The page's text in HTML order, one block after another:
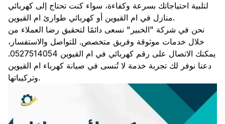
لتلبية احتياجاتك بسرعة وكفاءة، سواء كنت تحتاج إلى كهربائي
منازل في ام القيوين أو كهربائي طوارئ ام القيوين.
نحن في شركة "الخبير" نسعى دائمًا لتحقيق رضا العملاء من
خلال خدمات موثوقة وفريق متخصص. للتواصل والاستفسار،
يمكنك الاتصال على رقم كهربائي في ام القيوين 0527514054.
دعنا نوفر لك تجربة خدمة لا تُنسى في صيانة كهرباء ام القيوين
وتركيباتها.